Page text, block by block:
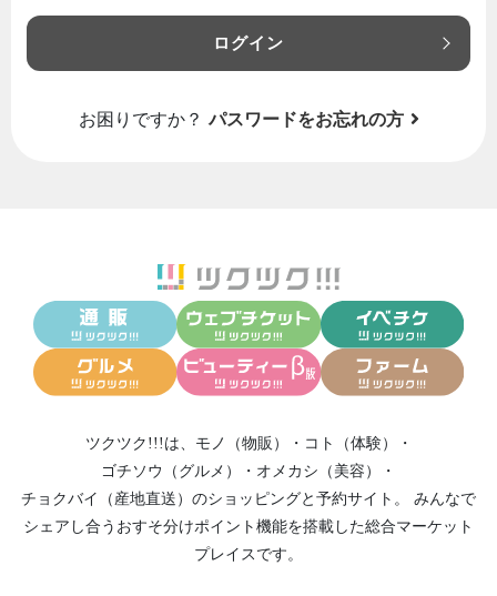
ログイン
お困りですか？ パスワードをお忘れの方
ツクツク!!!は、 モノ（物販） ・ コト（体験）
・
ゴチソウ（グルメ）
・ オメカシ（美容）
・
チョクバイ（産地直送） のショッピングと予約サイト。
みんなで
シェアし合う おすそ分けポイント機能を搭載した総合マーケット
プレイスです。